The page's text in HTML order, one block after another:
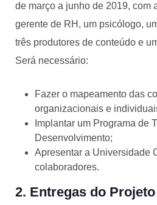
de março a junho de 2019, com
gerente de RH, um psicólogo,
três produtores de conteúdo e
Será necessário:
Fazer o mapeamento das
organizacionais e
Implantar um Programa de
Desenvolvimento;
Apresentar a Universidade
colaboradores.
2. Entregas do Projeto